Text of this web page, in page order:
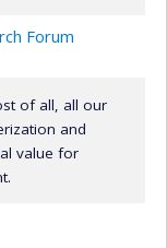
Forum
of all, all our
and
value for